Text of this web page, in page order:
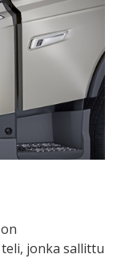
jonka sallittu